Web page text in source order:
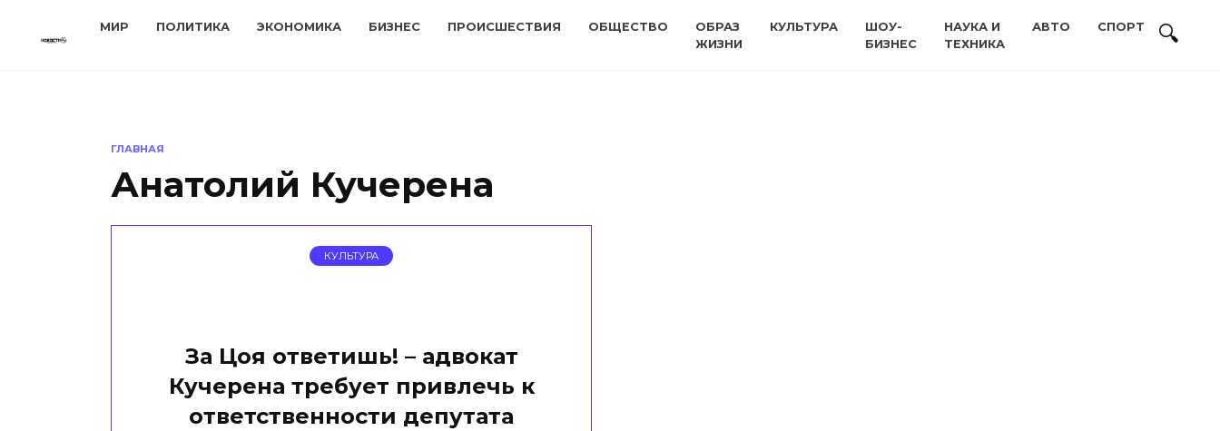
МИР ПОЛИТИКА ЭКОНОМИКА БИЗНЕС ПРОИСШЕСТВИЯ ОБЩЕСТВО
ОБРАЗ
ЖИЗНИ
КУЛЬТУРА
ШОУ-
БИЗНЕС
НАУКА И
ТЕХНИКА
АВТО СПОРТ
ГЛАВНАЯ
Анатолий Кучерена
КУЛЬТУРА
За Цоя ответишь! – адвокат
Кучерена требует привлечь к
ответственности депутата